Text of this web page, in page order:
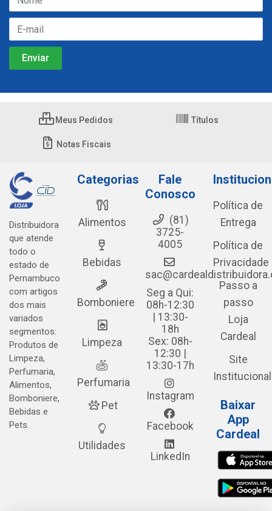
Meus Pedidos Títulos
Notas Fiscais
Distribuidora
que atende
todo o
estado de
Pernambuco
com artigos
dos mais
variados
segmentos:
Produtos de
Limpeza,
Perfumaria,
Alimentos,
Bomboniere,
Bebidas e
Pets.
Categorias
Alimentos
Bebidas
Bomboniere
Limpeza
Perfumaria
Pet
Utilidades
Fale
Conosco
(81)
3725-
4005
Seg a Qui:
08h-12:30
| 13:30-
18h
Sex: 08h-
12:30 |
13:30-17h
Instagram
Facebook
LinkedIn
Política de
Entrega
Política de
Privacidade
Passo a
passo
Loja
Cardeal
Site
Institucional
Baixar
App
Cardeal